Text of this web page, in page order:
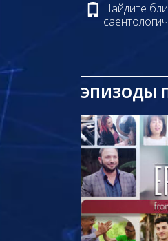
Найдите
ЭПИЗОДЫ